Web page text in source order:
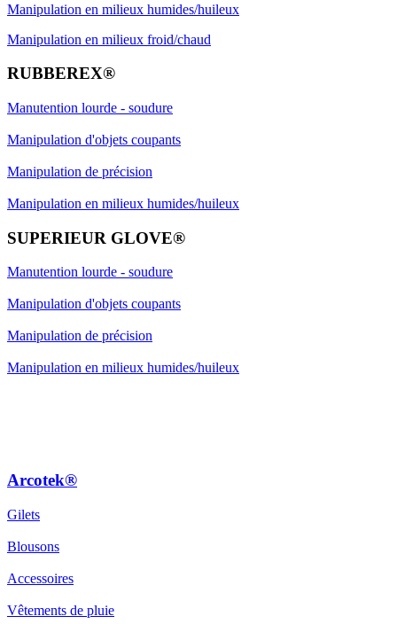
Manipulation en milieux humides/huileux
Manipulation en milieux froid/chaud
RUBBEREX®
Manutention lourde - soudure
Manipulation d'objets coupants
Manipulation de précision
Manipulation en milieux humides/huileux
SUPERIEUR GLOVE®
Manutention lourde - soudure
Manipulation d'objets coupants
Manipulation de précision
Manipulation en milieux humides/huileux
Arcotek®
Gilets
Blousons
Accessoires
Vêtements de pluie